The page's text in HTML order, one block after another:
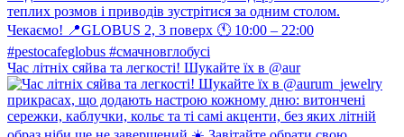
Час літніх сяйва та легкості! Шукайте їх в @aur